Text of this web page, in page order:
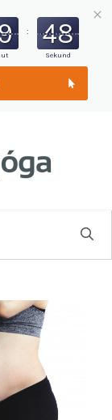
: 47
Sekund